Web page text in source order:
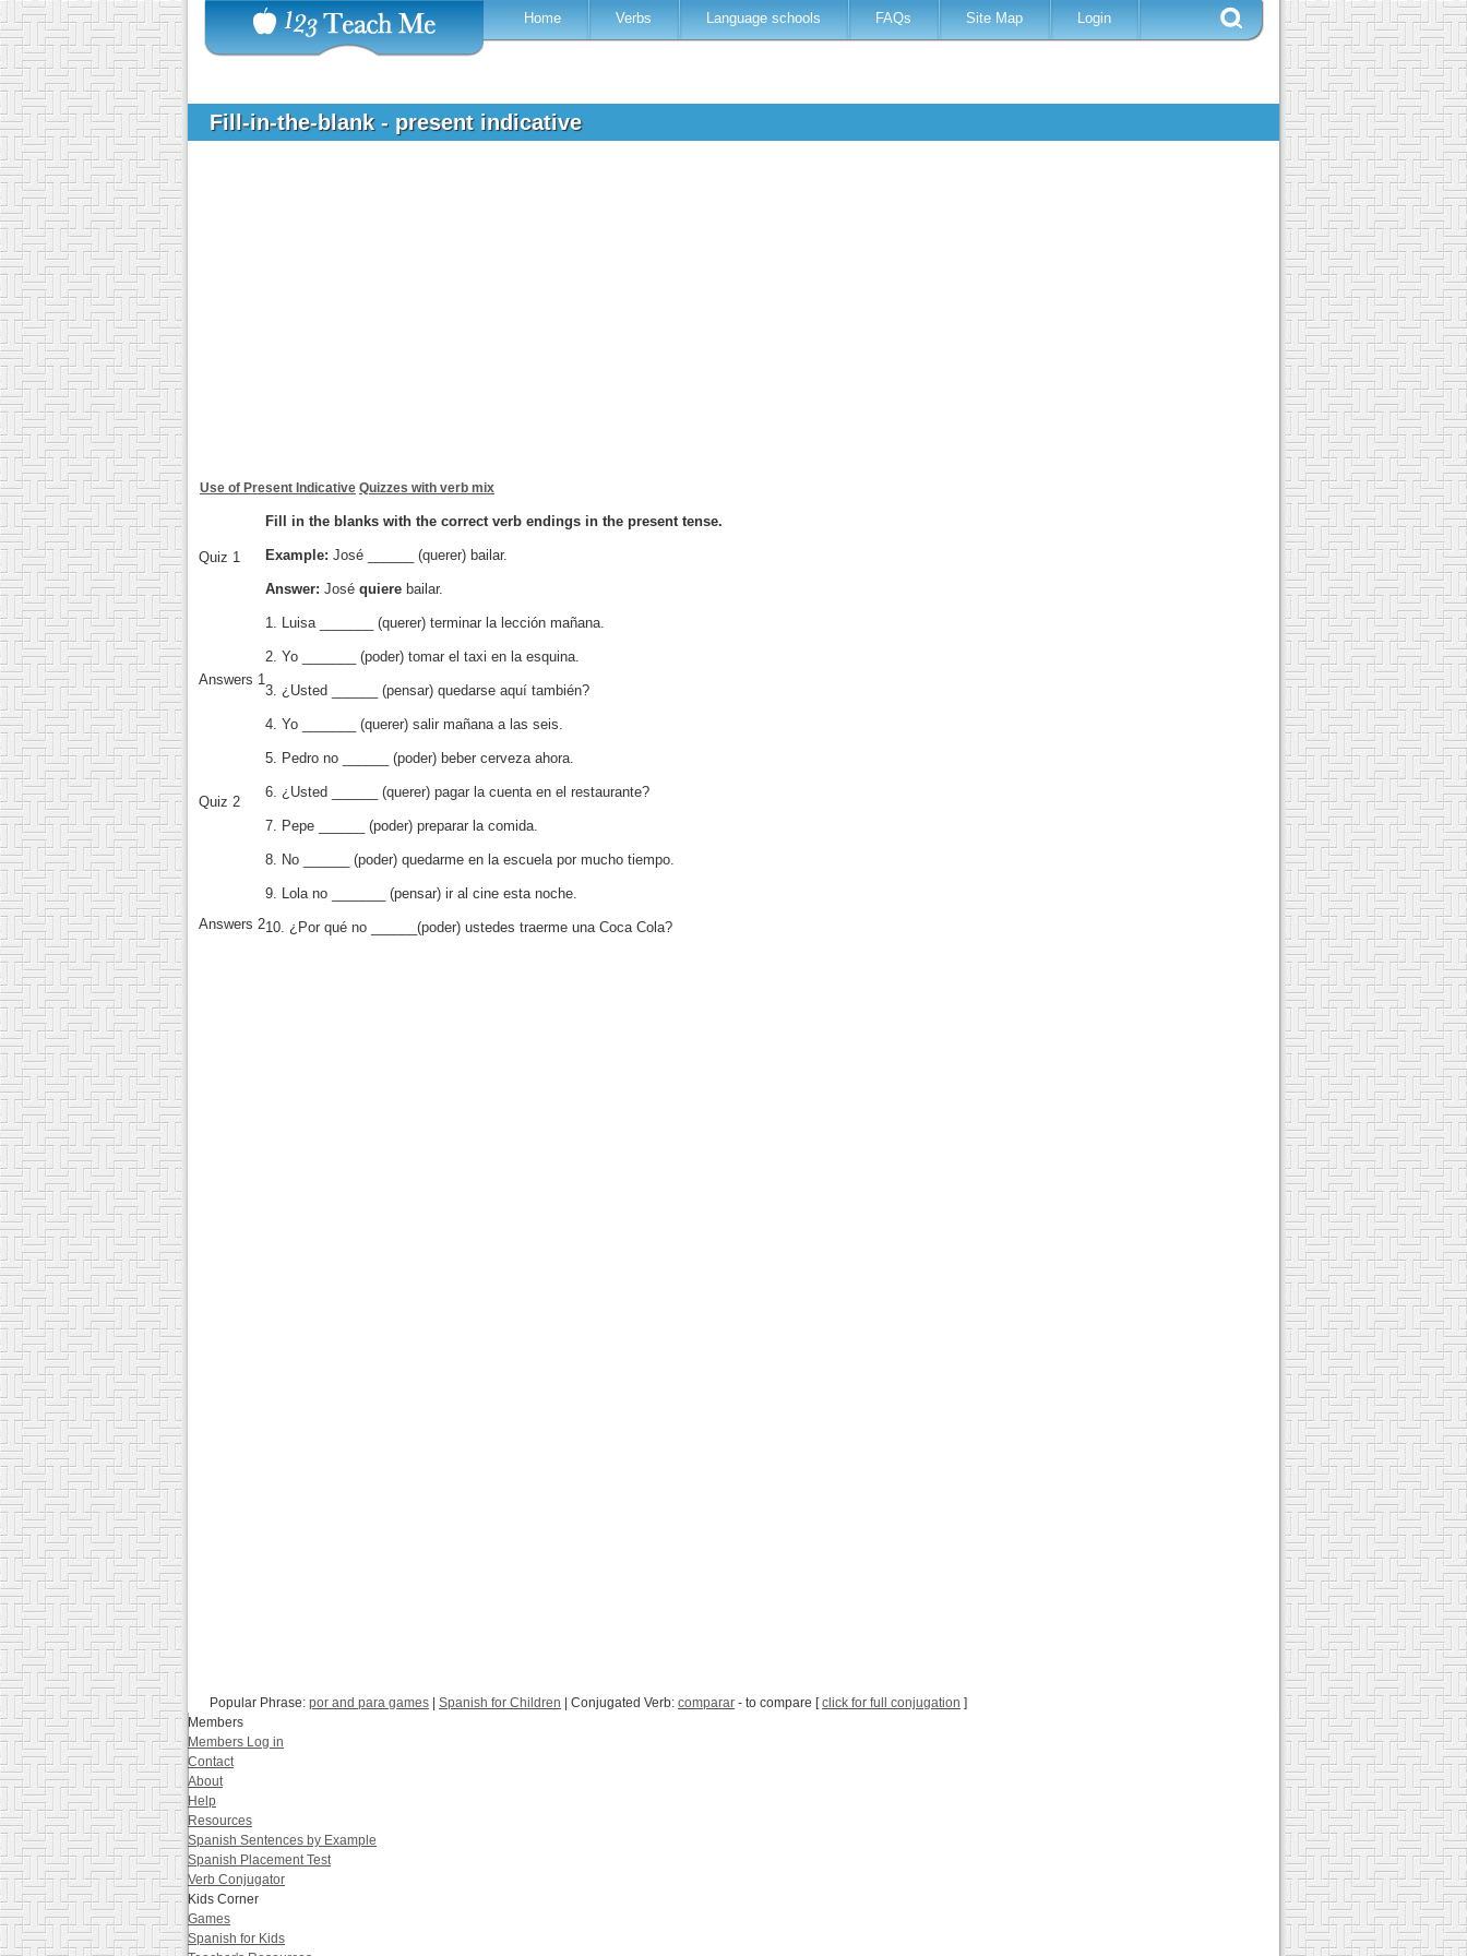
Home Verbs Language schools FAQs Site Map Login
Fill-in-the-blank - present indicative
Use of Present Indicative Quizzes with verb mix
Quiz 1
Fill in the blanks with the correct verb endings in the present tense.
Example: José ______ (querer) bailar.
Answer: José quiere bailar.
1. Luisa _______ (querer) terminar la lección mañana.
2. Yo _______ (poder) tomar el taxi en la esquina.
3. ¿Usted ______ (pensar) quedarse aquí también?
4. Yo _______ (querer) salir mañana a las seis.
5. Pedro no ______ (poder) beber cerveza ahora.
6. ¿Usted ______ (querer) pagar la cuenta en el restaurante?
7. Pepe ______ (poder) preparar la comida.
8. No ______ (poder) quedarme en la escuela por mucho tiempo.
9. Lola no _______ (pensar) ir al cine esta noche.
10. ¿Por qué no ______(poder) ustedes traerme una Coca Cola?
Answers 1
Quiz 2
Answers 2
Popular Phrase: por and para games Spanish for Children | Conjugated Verb: comparar - to compare [click for full conjugation ]
Members
Members Log in
Contact
About
Help
Resources
Spanish Sentences by Example
Spanish Placement Test
Verb Conjugator
Kids Corner
Games
Spanish for Kids